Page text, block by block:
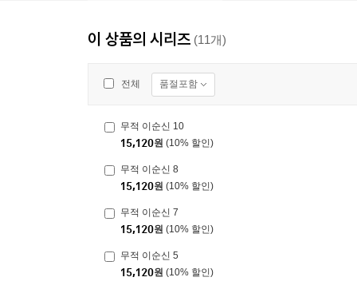
이 상품의 시리즈 (11개)
전체 품절포함
무적 이순신 10
15,120원 (10% 할인)
무적 이순신 8
15,120원 (10% 할인)
무적 이순신 7
15,120원 (10% 할인)
무적 이순신 5
15,120원 (10% 할인)